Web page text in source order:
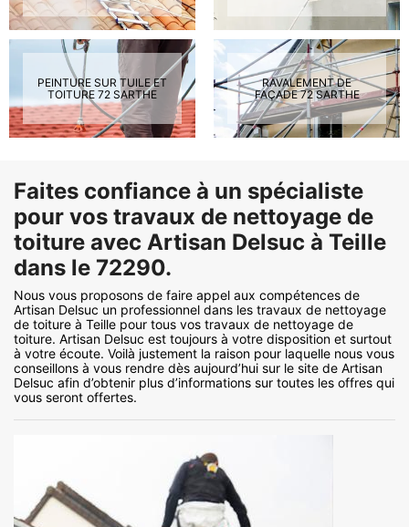
PEINTURE SUR TUILE ET
TOITURE 72 SARTHE
RAVALEMENT DE
FAÇADE 72 SARTHE
Faites confiance à un spécialiste
pour vos travaux de nettoyage de
toiture avec Artisan Delsuc à Teille
dans le 72290.
Nous vous proposons de faire appel aux compétences de
Artisan Delsuc un professionnel dans les travaux de nettoyage
de toiture à Teille pour tous vos travaux de nettoyage de
toiture. Artisan Delsuc est toujours à votre disposition et surtout
à votre écoute. Voilà justement la raison pour laquelle nous vous
conseillons à vous rendre dès aujourd’hui sur le site de Artisan
Delsuc afin d’obtenir plus d’informations sur toutes les offres qui
vous seront offertes.